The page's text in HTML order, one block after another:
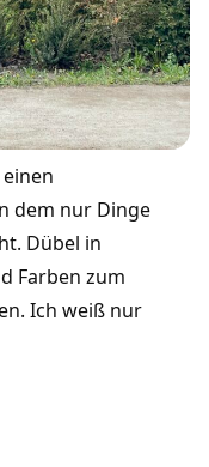
dem nur Dinge
Dübel in
Farben zum
Ich weiß nur